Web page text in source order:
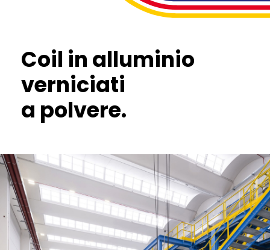
Coil in alluminio
verniciati
a polvere.